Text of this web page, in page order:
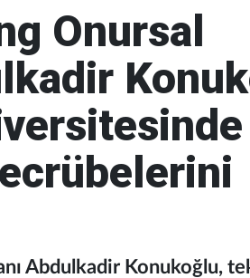
Onursal
Abdulkadir Konukoğlu,